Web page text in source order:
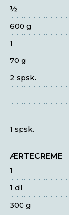
½
600 g
1
70 g
2 spsk.
1 spsk.
ÆRTECREME
1
1 dl
300 g